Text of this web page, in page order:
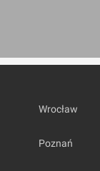
Wrocław
Poznań